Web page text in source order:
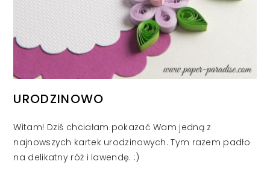
URODZINOWO
Witam! Dziś chciałam pokazać Wam jedną z
najnowszych kartek urodzinowych. Tym razem padło
na delikatny róż i lawendę. :)